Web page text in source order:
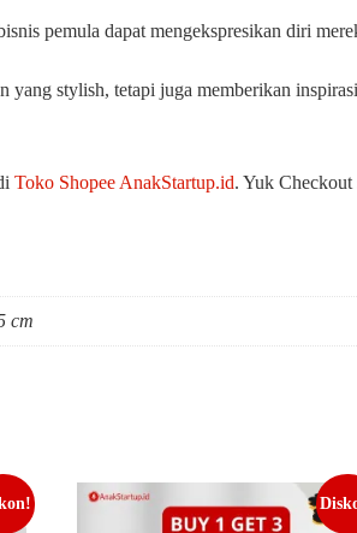
pemula dapat mengekspresikan diri
stylish, tetapi juga memberikan
Toko Shopee AnakStartup.id. Yuk Checkout
cm